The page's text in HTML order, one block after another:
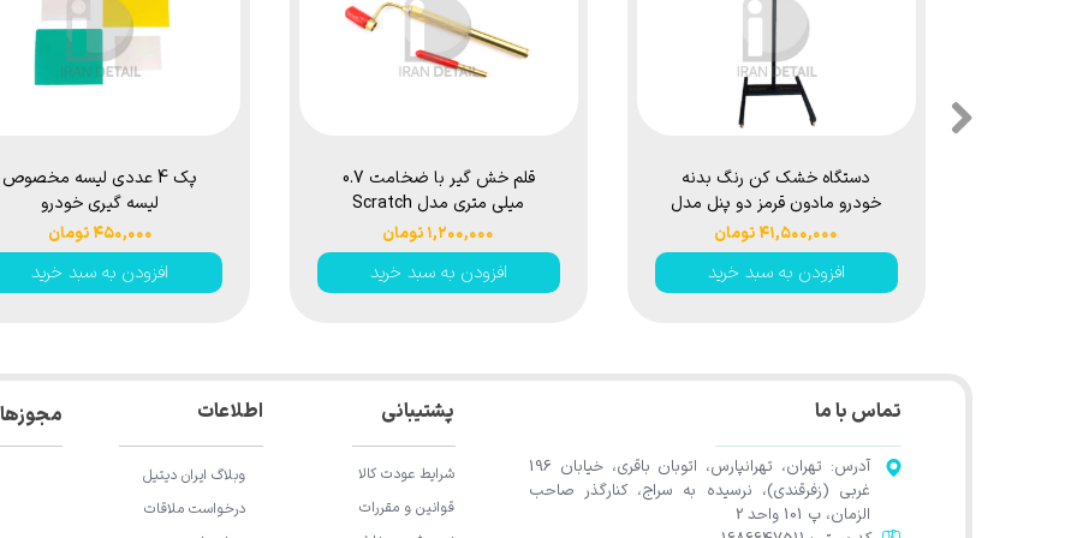
پک 4 عددی لیسه مخصوص
لیسه گیری خودرو
۴۵۰,۰۰۰ تومان
افزودن به سبد خرید
قلم خش گیر با ضخامت 0.7
میلی متری مدل Scratch
Remover Pen
۱,۲۰۰,۰۰۰ تومان
افزودن به سبد خرید
دستگاه خشک کن رنگ بدنه
خودرو مادون قرمز دو پنل مدل
Infrared Paint Drying Lamps
۴۱,۵۰۰,۰۰۰ تومان
افزودن به سبد خرید
تماس با ما
آدرس: تهران، تهرانپارس، اتوبان باقری، خیابان 196
غربی (زفرقندی)، نرسیده به سراج، کنارگذر صاحب
الزمان، پ 101 واحد 2
اطلاعات
وبلاگ ایران دیتیل
درخواست ملاقات
پشتیبانی
شرایط عودت کالا
قوانین و مقررات
مجوزها